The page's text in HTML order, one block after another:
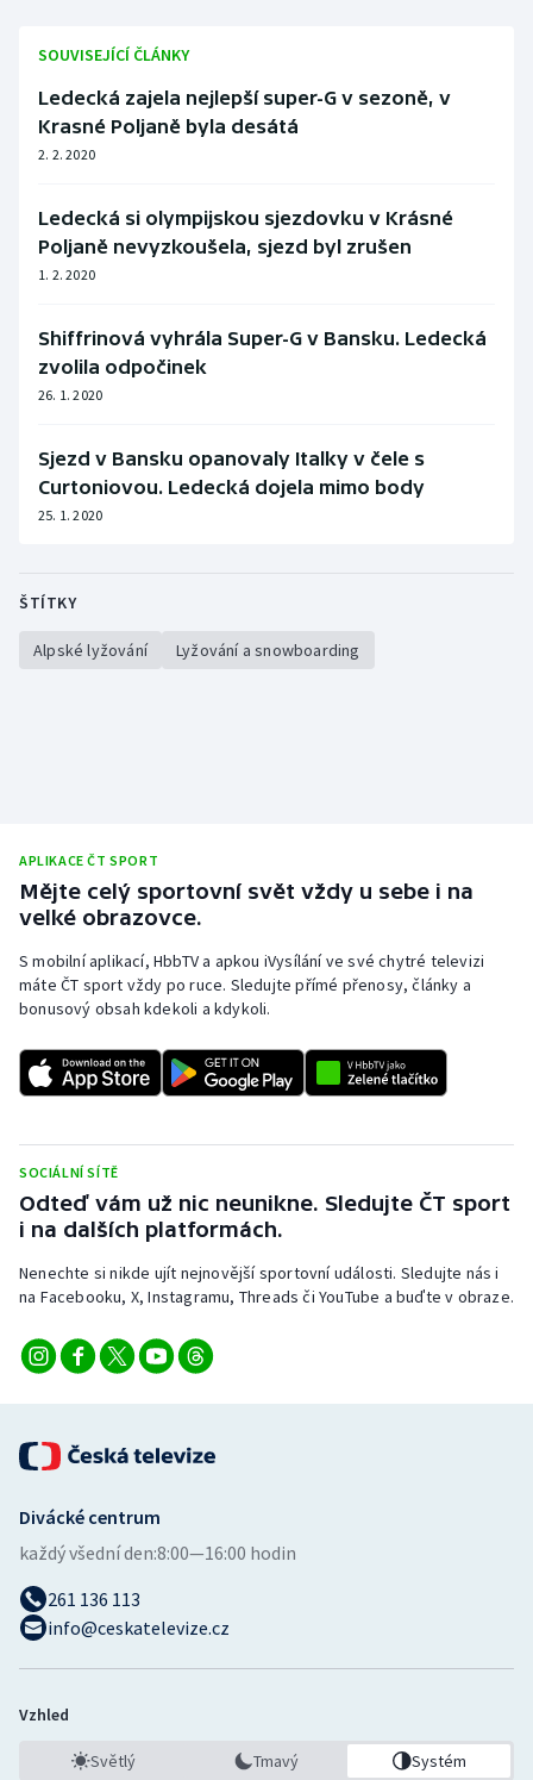
SOUVISEJÍCÍ ČLÁNKY
Ledecká zajela nejlepší super-G v sezoně, v
Krasné Poljaně byla desátá
2. 2. 2020
Ledecká si olympijskou sjezdovku v Krásné
Poljaně nevyzkoušela, sjezd byl zrušen
1. 2. 2020
Shiffrinová vyhrála Super-G v Bansku. Ledecká
zvolila odpočinek
26. 1. 2020
Sjezd v Bansku opanovaly Italky v čele s
Curtoniovou. Ledecká dojela mimo body
25. 1. 2020
ŠTÍTKY
Alpské lyžování Lyžování a snowboarding
APLIKACE ČT SPORT
Mějte celý sportovní svět vždy u sebe i na
velké obrazovce.
S mobilní aplikací, HbbTV a apkou iVysílání ve své chytré televizi
máte ČT sport vždy po ruce. Sledujte přímé přenosy, články a
bonusový obsah kdekoli a kdykoli.
SOCIÁLNÍ SÍTĚ
Odteď vám už nic neunikne. Sledujte ČT sport
i na dalších platformách.
Nenechte si nikde ujít nejnovější sportovní události. Sledujte nás i
na Facebooku, X, Instagramu, Threads či YouTube a buďte v obraze.
Divácké centrum
každý všední den:8:00—16:00 hodin
261 136 113
info@ceskatelevize.cz
Vzhled
Světlý Tmavý Systém